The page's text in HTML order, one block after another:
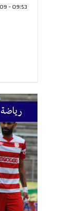
09:53 - 2022/09/09
رياضة